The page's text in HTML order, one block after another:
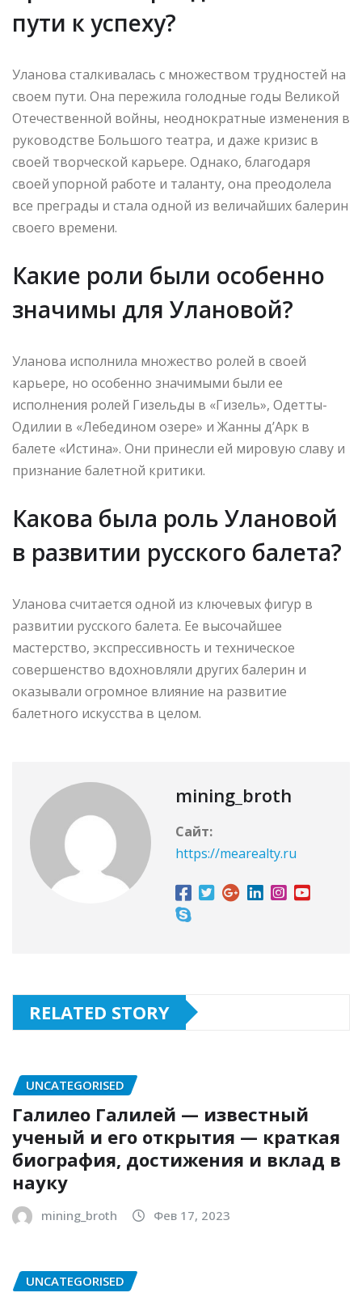
пути к успеху?
Уланова сталкивалась с множеством трудностей на
своем пути. Она пережила голодные годы Великой
Отечественной войны, неоднократные изменения в
руководстве Большого театра, и даже кризис в
своей творческой карьере. Однако, благодаря
своей упорной работе и таланту, она преодолела
все преграды и стала одной из величайших балерин
своего времени.
Какие роли были особенно
значимы для Улановой?
Уланова исполнила множество ролей в своей
карьере, но особенно значимыми были ее
исполнения ролей Гизельды в «Гизель», Одетты-
Одилии в «Лебедином озере» и Жанны д’Арк в
балете «Истина». Они принесли ей мировую славу и
признание балетной критики.
Какова была роль Улановой
в развитии русского балета?
Уланова считается одной из ключевых фигур в
развитии русского балета. Ее высочайшее
мастерство, экспрессивность и техническое
совершенство вдохновляли других балерин и
оказывали огромное влияние на развитие
балетного искусства в целом.
mining_broth
Сайт:
https://mearealty.ru
RELATED STORY
UNCATEGORISED
Галилео Галилей — известный
ученый и его открытия — краткая
биография, достижения и вклад в
науку
mining_broth Фев 17, 2023
UNCATEGORISED